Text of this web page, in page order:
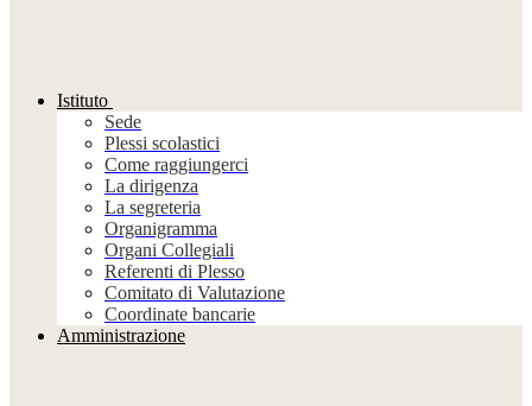
Istituto
Sede
Plessi scolastici
Come raggiungerci
La dirigenza
La segreteria
Organigramma
Organi Collegiali
Referenti di Plesso
Comitato di Valutazione
Coordinate bancarie
Amministrazione